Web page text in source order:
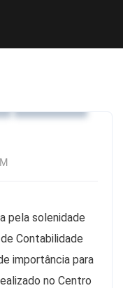
pela solenidade
Contabilidade
importância para
no Centro